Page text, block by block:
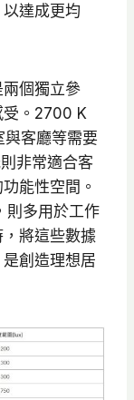
達成更均
個獨立參
受。2700 K
客廳等需要
非常適合客
能性空間。
多用於工作
將這些數據
創造理想居